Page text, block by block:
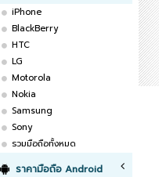
iPhone
BlackBerry
HTC
LG
Motorola
Nokia
Samsung
Sony
รวมมือถือทั้งหมด
ราคามือถือ Android